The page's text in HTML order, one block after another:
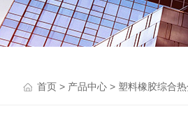
首页 > 产品中心 > 塑料橡胶综合